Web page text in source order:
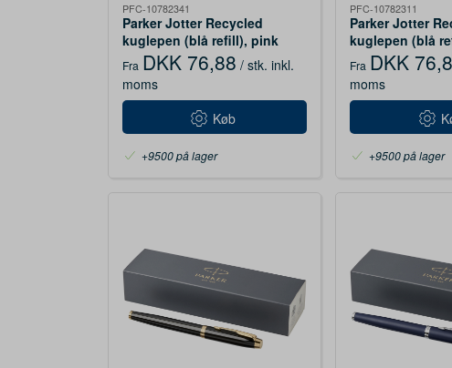
PFC-10782341
Parker Jotter Recycled
kuglepen (blå refill), pink
Fra DKK 76,88 / stk. inkl.
moms
Køb
+9500 på lager
PFC-10782311
Parker Jotter
kuglepen (blå
Fra DKK
moms
+9500 på lager